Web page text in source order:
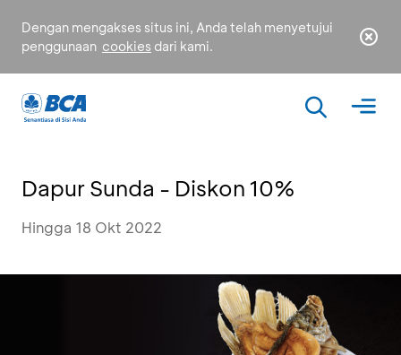
Dengan mengakses situs ini, Anda telah menyetujui
penggunaan cookies dari kami.
Dapur Sunda - Diskon 10%
Hingga 18 Okt 2022